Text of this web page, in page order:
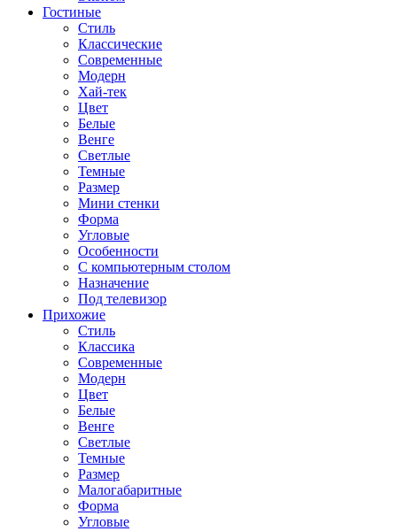
Гостиные
Стиль
Классические
Современные
Модерн
Хай-тек
Цвет
Белые
Венге
Светлые
Темные
Размер
Мини стенки
Форма
Угловые
Особенности
С компьютерным столом
Назначение
Под телевизор
Прихожие
Стиль
Классика
Современные
Модерн
Цвет
Белые
Венге
Светлые
Темные
Размер
Малогабаритные
Форма
Угловые